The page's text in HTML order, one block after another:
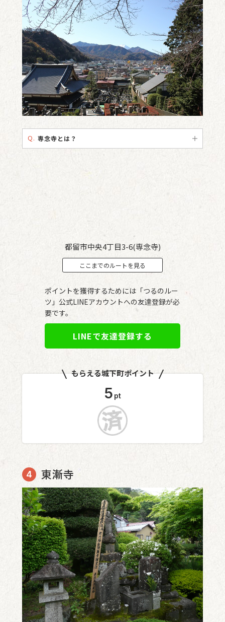
Q. 専念寺とは？
都留市中央4丁目3-6(専念寺)
ここまでのルートを見る
ポイントを獲得するためには「つるのルー
ツ」公式LINEアカウントへの友達登録が必
要です。
LINEで友達登録する
もらえる城下町ポイント
5 pt
東漸寺